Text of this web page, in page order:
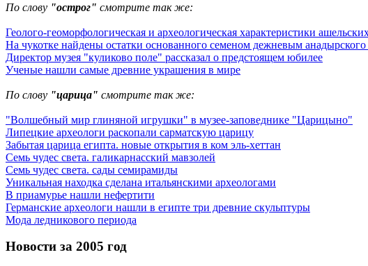
По слову "острог" смотрите так же:
Геолого-геоморфологическая и археологическая характеристики
На чукотке найдены остатки основанного семеном дежневым анадырского
Директор музея "куликово поле" рассказал о предстоящем юбилее
Ученые нашли самые древние украшения в мире
По слову "царица" смотрите так же:
"Волшебный мир глиняной игрушки" в музее-заповеднике "Царицыно"
Липецкие археологи раскопали сарматскую царицу
Забытая царица египта. новые открытия в ком эль-хеттан
Семь чудес света. галикарнасский мавзолей
Семь чудес света. сады семирамиды
Уникальная находка сделана итальянскими археологами
В приамурье нашли нефертити
Германские археологи нашли в египте три древние скульптуры
Мода ледникового периода
Новости за 2005 год